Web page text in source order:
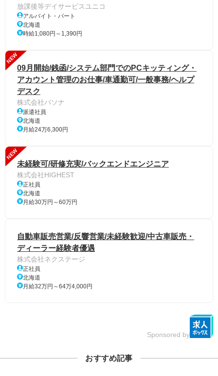
放課後等デイサービスユニコ
アルバイト・パート
北海道
時給1,080円～1,390円
NEW
09月開始/銭函/システム部門でのPCキッティング・
アカウント管理のお仕事/車通勤可/一般事務/ヘルプ
デスク
株式会社パソナ
派遣社員
北海道
月給24万6,300円
NEW
未経験可/研修充実/バックエンドエンジニア
株式会社HIGHEST
正社員
北海道
月給30万円～60万円
自動車販売営業/反響営業/未経験歓迎/中古車販売・
ディーラー経験者優遇
株式会社ネクステージ
正社員
北海道
月給32万円～64万4,000円
Sponsored by
おすすめ記事